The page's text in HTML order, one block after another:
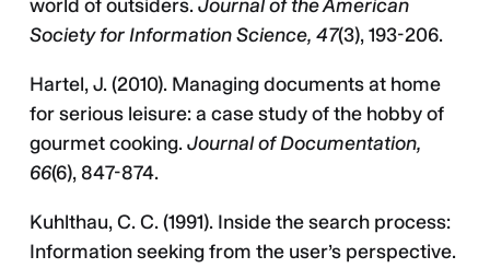
world of outsiders.Journal of the American
Society for Information Science, 47(3), 193-206.
Hartel, J. (2010). Managing documents at home
for serious leisure: a case study of the hobby of
gourmet cooking.Journal of Documentation,
66(6), 847-874.
Kuhlthau, C. C. (1991). Inside the search process:
Information seeking from the user’s perspective.